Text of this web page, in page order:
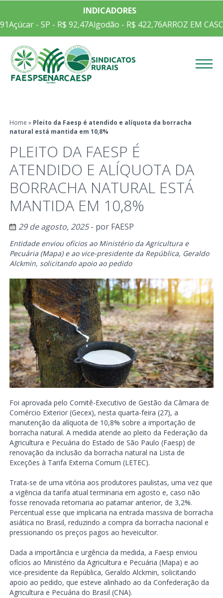
INDICADORES
Açúcar - SP - R$ 92,47Algodão - R$ 422,76ARROZ EM
Home » Pleito da Faesp é atendido e alíquota da borracha
natural está mantida em 10,8%
PLEITO DA FAESP É
ATENDIDO E ALÍQUOTA DA
BORRACHA NATURAL ESTÁ
MANTIDA EM 10,8%
29 de agosto, 2025- por FAESP
Entidade enviou ofícios ao Ministério da Agricultura e
Pecuária (Mapa) e ao vice-presidente da República, Geraldo
Alckmin, solicitando apoio ao pedido
Foi aprovada pelo Comitê-Executivo de Gestão da Câmara de
Comércio Exterior (Gecex), nesta quarta-feira (27), a
manutenção da alíquota de 10,8% sobre a importação de
borracha natural. A medida atende ao pleito da Federação da
Agricultura e Pecuária do Estado de São Paulo (Faesp) de
renovação da inclusão da borracha natural na Lista de
Exceções à Tarifa Externa Comum (LETEC).
Trata-se de uma vitória aos produtores paulistas, uma vez que
a vigência da tarifa atual terminaria em agosto e, caso não
fosse renovada retornaria ao patamar anterior, de 3,2%.
Percentual esse que implicaria na entrada massiva de borracha
asiática no Brasil, reduzindo a compra da borracha nacional e
pressionando os preços pagos ao heveicultor.
Dada a importância e urgência da medida, a Faesp enviou
ofícios ao Ministério da Agricultura e Pecuária (Mapa) e ao
vice-presidente da República, Geraldo Alckmin, solicitando
apoio ao pedido, que esteve alinhado ao da Confederação da
Agricultura e Pecuária do Brasil (CNA).